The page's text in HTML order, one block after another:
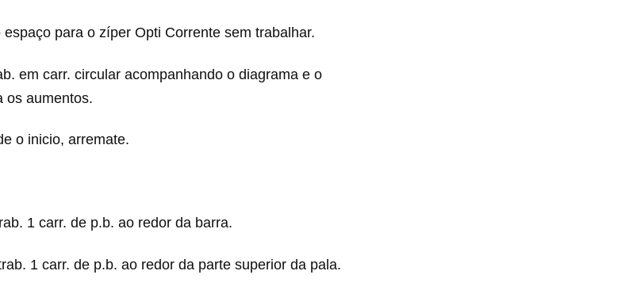
para o zíper Opti Corrente sem trabalhar.
em carr. circular acompanhando o diagrama e o
os aumentos.
o inicio, arremate.
1 carr. de p.b. ao redor da barra.
1 carr. de p.b. ao redor da parte superior da pala.